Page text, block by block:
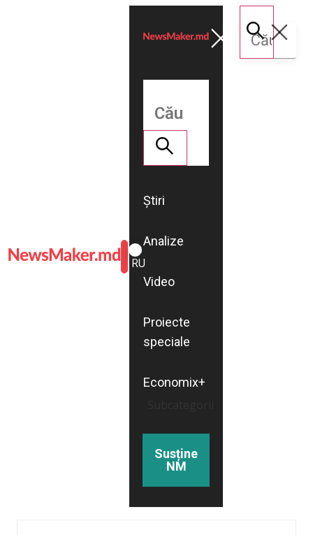
ROMÂNĂ
RU
Știri
Analize
Video
Proiecte
speciale
Economix+
Susține
NM